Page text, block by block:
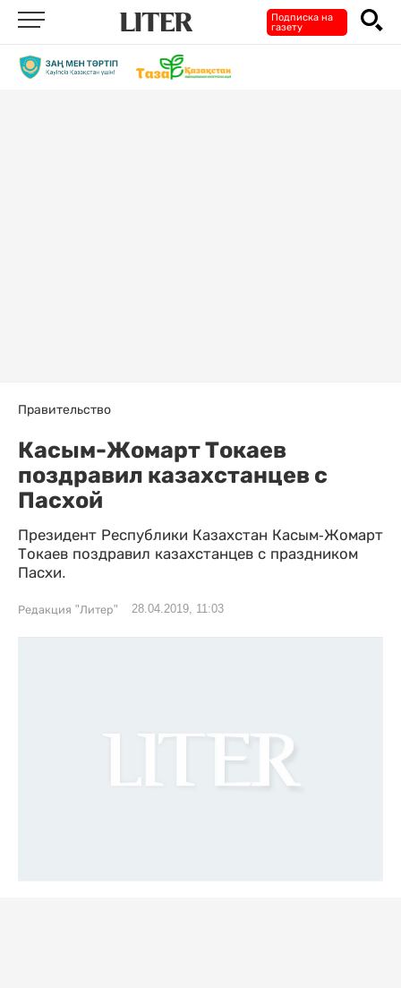
Подписка на
газету
Правительство
Касым-Жомарт Токаев
поздравил казахстанцев с
Пасхой
Президент Республики Казахстан Касым-Жомарт
Токаев поздравил казахстанцев с праздником
Пасхи.
Редакция "Литер" 28.04.2019, 11:03